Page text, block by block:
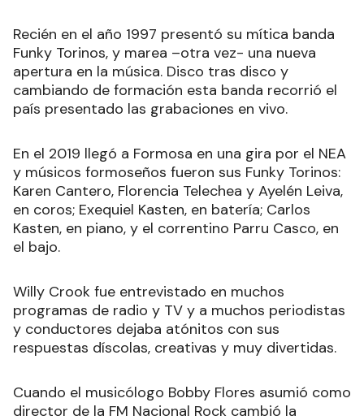
Recién en el año 1997 presentó su mítica banda
Funky Torinos, y marea –otra vez- una nueva
apertura en la música. Disco tras disco y
cambiando de formación esta banda recorrió el
país presentado las grabaciones en vivo.
En el 2019 llegó a Formosa en una gira por el NEA
y músicos formoseños fueron sus Funky Torinos:
Karen Cantero, Florencia Telechea y Ayelén Leiva,
en coros; Exequiel Kasten, en batería; Carlos
Kasten, en piano, y el correntino Parru Casco, en
el bajo.
Willy Crook fue entrevistado en muchos
programas de radio y TV y a muchos periodistas
y conductores dejaba atónitos con sus
respuestas díscolas, creativas y muy divertidas.
Cuando el musicólogo Bobby Flores asumió como
director de la FM Nacional Rock cambió la